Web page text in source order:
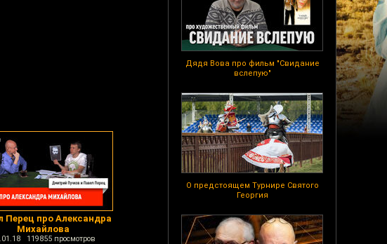
Дядя Вова про фильм "Свидание
вслепую"
О предстоящем Турнире Святого
Георгия
Перец про Александра
Михайлова
119855 просмотров